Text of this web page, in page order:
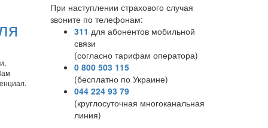
При наступлении страхового случая
звоните по телефонам:
311 для абонентов мобильной
связи
(согласно тарифам оператора)
0 800 503 115
(бесплатно по Украине)
044 224 93 79
(круглосуточная многоканальная
линия)